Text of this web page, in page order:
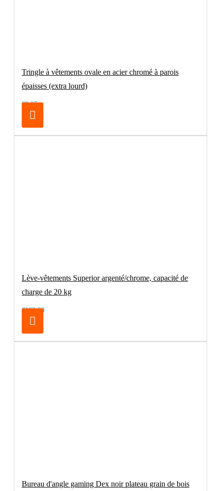
Tringle à vêtements ovale en acier chromé à parois
épaisses (extra lourd)
€8.25
Lève-vêtements Superior argenté/chrome, capacité de
charge de 20 kg
€169.00
Bureau d'angle gaming Dex noir plateau grain de bois